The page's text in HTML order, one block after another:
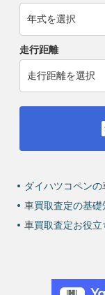
走行距離
ダイハツコペン
車買取査定の基礎
車買取査定お役立